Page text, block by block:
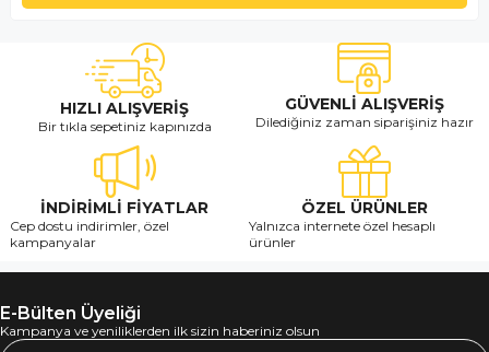
HIZLI ALIŞVERİŞ
Bir tıkla sepetiniz kapınızda
GÜVENLİ ALIŞVERİŞ
Dilediğiniz zaman siparişiniz hazır
İNDİRİMLİ FİYATLAR
Cep dostu indirimler, özel
kampanyalar
ÖZEL ÜRÜNLER
Yalnızca internete özel hesaplı
ürünler
E-Bülten Üyeliği
Kampanya ve yeniliklerden ilk sizin haberiniz olsun